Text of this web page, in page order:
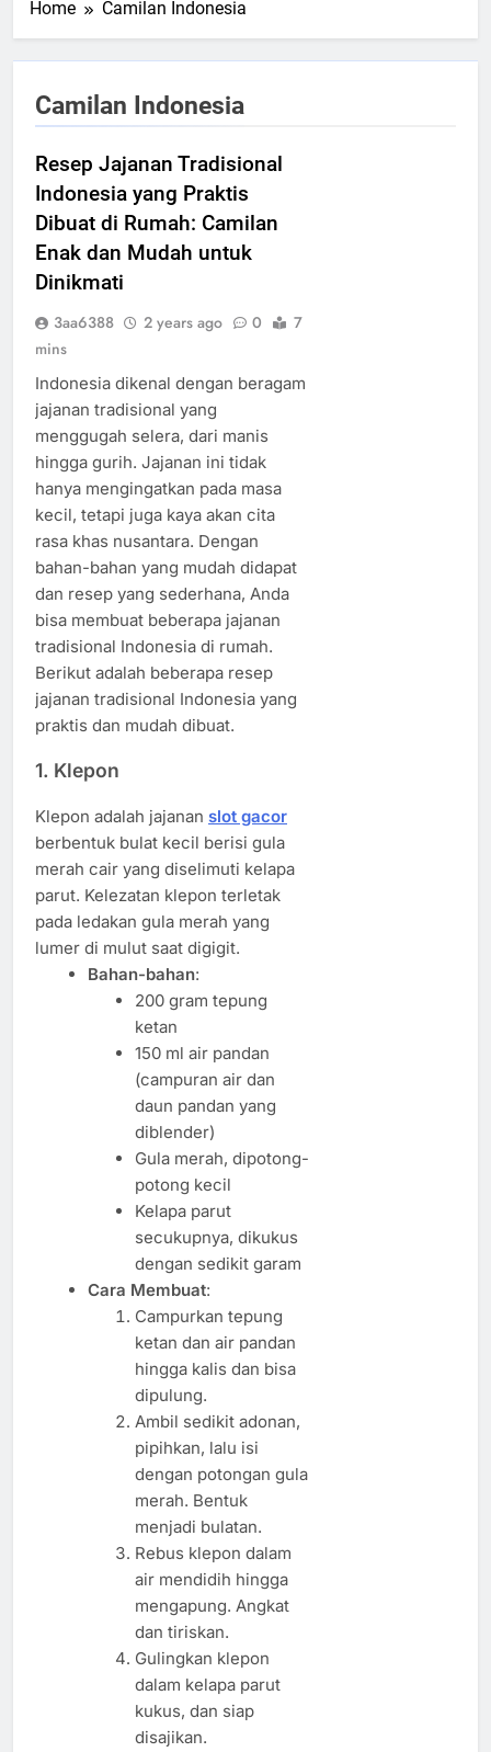
Home Camilan Indonesia
Camilan Indonesia
Resep Jajanan Tradisional
Indonesia yang Praktis
Dibuat di Rumah: Camilan
Enak dan Mudah untuk
Dinikmati
3aa6388 2 years ago 0
7
mins
Indonesia dikenal dengan beragam
jajanan tradisional yang
menggugah selera, dari manis
hingga gurih. Jajanan ini tidak
hanya mengingatkan pada masa
kecil, tetapi juga kaya akan cita
rasa khas nusantara. Dengan
bahan-bahan yang mudah didapat
dan resep yang sederhana, Anda
bisa membuat beberapa jajanan
tradisional Indonesia di rumah.
Berikut adalah beberapa resep
jajanan tradisional Indonesia yang
praktis dan mudah dibuat.
1. Klepon
Klepon adalah jajanan slot gacor
berbentuk bulat kecil berisi gula
merah cair yang diselimuti kelapa
parut. Kelezatan klepon terletak
pada ledakan gula merah yang
lumer di mulut saat digigit.
Bahan-bahan:
200 gram tepung
ketan
150 ml air pandan
(campuran air dan
daun pandan yang
diblender)
Gula merah, dipotong-
potong kecil
Kelapa parut
secukupnya, dikukus
dengan sedikit garam
Cara Membuat:
Campurkan tepung
ketan dan air pandan
hingga kalis dan bisa
dipulung.
Ambil sedikit adonan,
pipihkan, lalu isi
dengan potongan gula
merah. Bentuk
menjadi bulatan.
Rebus klepon dalam
air mendidih hingga
mengapung. Angkat
dan tiriskan.
Gulingkan klepon
dalam kelapa parut
kukus, dan siap
disajikan.